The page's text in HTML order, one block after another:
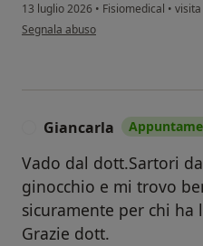
13 luglio 2026 • Fisiomedical •
secondo l'opinione dell'utente Paolo
Segnala abuso
Giancarla
Vado dal dott.Sartori
ginocchio e mi trovo
sicuramente per chi ha
Grazie dott.